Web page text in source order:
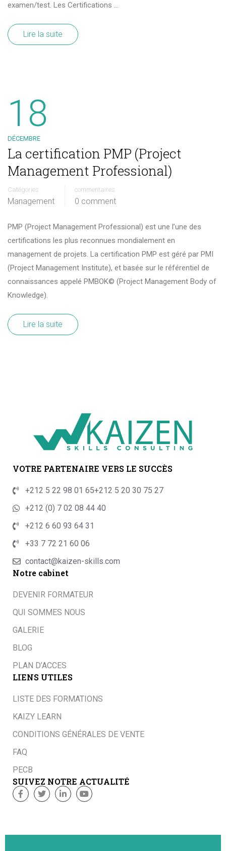
examen/test. Les Certifications …
Lire la suite
18
DÉCEMBRE
La certification PMP (Project
Management Professional)
Catégories
Management
commentaires
0 comment
PMP (Project Management Professional) est une l’une des
certifications les plus reconnues mondialement en
management de projets. La certification PMP est géré par PMI
(Project Management Institute), et basée sur le référentiel de
connaissances appelé PMBOK© (Project Management Body of
Knowledge).
Lire la suite
VOTRE PARTENAIRE VERS LE SUCCÈS
+212 5 22 98 01 65+212 5 20 30 75 27
+212 (0) 7 02 08 44 40
+212 6 60 93 64 31
+33 7 72 21 60 06
contact@kaizen-skills.com
Notre cabinet
DEVENIR FORMATEUR
QUI SOMMES NOUS
GALERIE
BLOG
PLAN D’ACCES
LIENS UTILES
LISTE DES FORMATIONS
KAIZY LEARN
CONDITIONS GÉNÉRALES DE VENTE
FAQ
PECB
SUIVEZ NOTRE ACTUALITÉ